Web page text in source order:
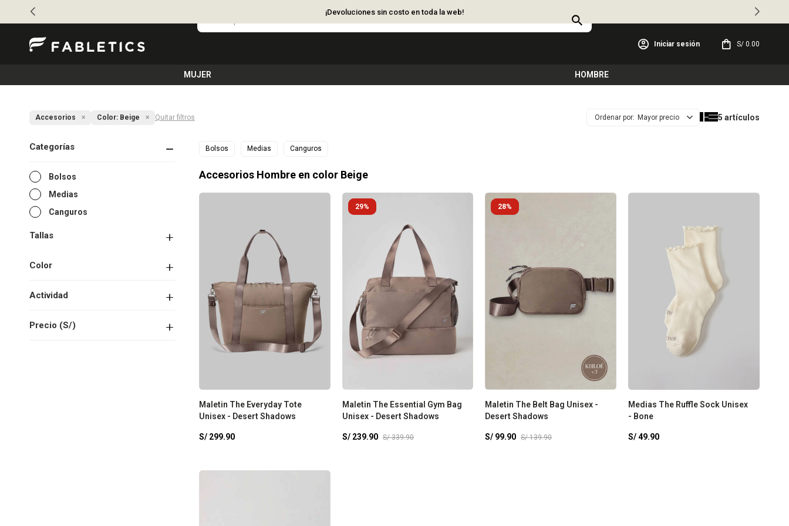
¡Devoluciones sin costo en toda la web!
MUJER HOMBRE
S/ 0.00
Accesorios Color: Beige Quitar filtros Mayor precio 5 artículos
Bolsos Medias Canguros
Accesorios Hombre en color Beige
Maletin The Everyday Tote
Unisex - Desert Shadows
S/ 299.90
29
Maletin The Essential Gym Bag
Unisex - Desert Shadows
S/ 239.90 S/ 339.90
28
Maletin The Belt Bag Unisex -
Desert Shadows
S/ 99.90 S/ 139.90
Medias The Ruffle Sock Unisex
- Bone
S/ 49.90
Categorías
Bolsos
Medias
Canguros
Precio (S/)
Color
Actividad